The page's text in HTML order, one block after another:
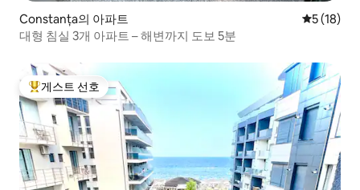
Constanța의 아파트 평점 5점
5 (18)
대형 침실 3개 아파트 – 해변까지 도보 5분
상위 게스트 선호
게스트 선호